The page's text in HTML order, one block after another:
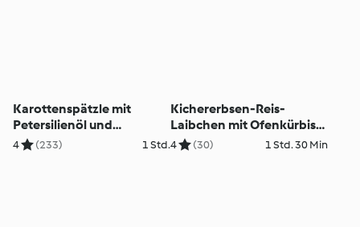
Karottenspätzle mit
Petersilienöl und
Radieschensprossen
4 (233) 1 Std.
Kichererbsen-Reis-
Laibchen mit Ofenkürbis
und Labneh
4 (30) 1 Std. 30 Min